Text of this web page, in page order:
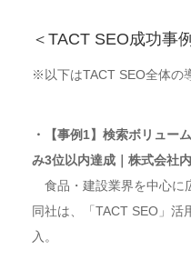
＜TACT SEO成功事
※以下はTACT SEO全体の
・【事例1】検索ボリュー
み3位以内達成｜株式会社
食品・建設業界を中心に
同社は、「TACT SEO」活
入。